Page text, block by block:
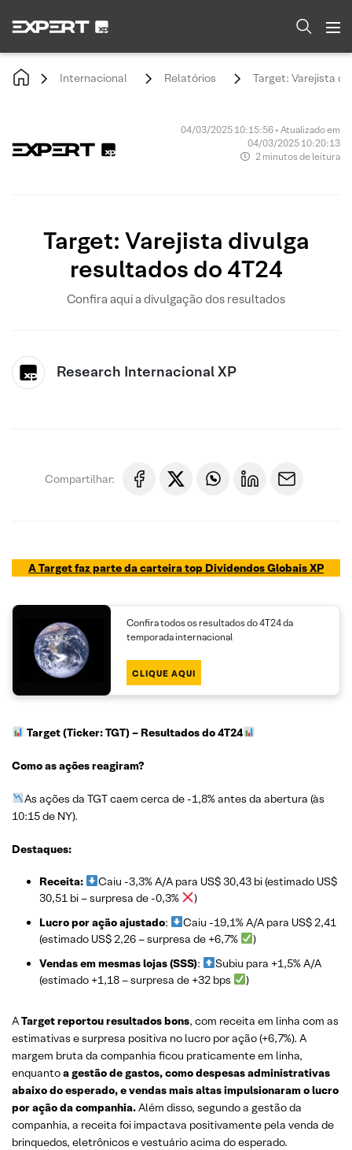
Internacional Relatórios Target: Varejista
04/03/2025 10:15:56 • Atualizado em
04/03/2025 10:20:13
2 minutos de leitura
Target: Varejista divulga
resultados do 4T24
Confira aqui a divulgação dos resultados
Research Internacional XP
Compartilhar:
A Target faz parte da carteira top Dividendos Globais XP
Confira todos os resultados do 4T24 da
temporada internacional
CLIQUE AQUI
Target (Ticker: TGT)– Resultados do 4T24
Como as ações reagiram?
As ações da TGT caem cerca de -1,8% antes da abertura (às
10:15 de NY).
Destaques:
Receita:
Caiu -3,3% A/A para US$ 30,43 bi (estimado US$
30,51 bi – surpresa de -0,3%
)
Lucro por ação ajustado:
Caiu -19,1% A/A para US$ 2,41
(estimado US$ 2,26 – surpresa de +6,7%
)
Vendas em mesmas lojas (SSS):
Subiu para +1,5% A/A
(estimado +1,18 – surpresa de +32 bps
)
ATarget reportou resultados bons, com receita em linha com as
estimativas e surpresa positiva no lucro por ação (+6,7%). A
margem bruta da companhia ficou praticamente em linha,
enquantoa gestão de gastos, como despesas administrativas
abaixo do esperado, e vendas mais altas impulsionaram o lucro
por ação da companhia.Além disso, segundo a gestão da
companhia, a receita foi impactava positivamente pela venda de
brinquedos, eletrônicos e vestuário acima do esperado.